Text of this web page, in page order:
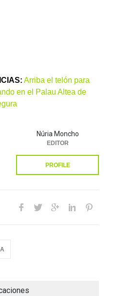
Arriba el telón para
en el Palau Altea de
Núria Moncho
EDITOR
PROFILE